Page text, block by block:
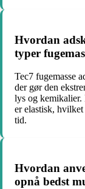
Hvordan
typer
Tec7 fugemasse
der gør den
lys og kemikalier.
er elastisk,
tid.
Hvordan
opnå bedst